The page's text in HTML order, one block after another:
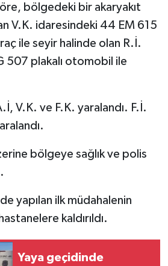
bölgedeki bir akaryakıt
V.K. idaresindeki 44 EM 615
ile seyir halinde olan R.İ.
507 plakalı otomobil ile
V.K. ve F.K. yaralandı. F.İ.
bölgeye sağlık ve polis
yapılan ilk müdahalenin
kaldırıldı.
Yaya geçidinde